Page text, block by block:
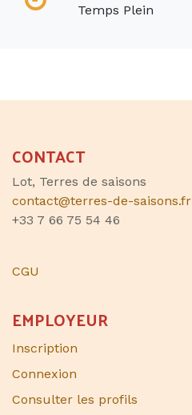
Temps Plein
CONTACT
Lot, Terres de saisons
contact@terres-de-saisons.fr
+33 7 66 75 54 46
CGU
EMPLOYEUR
Inscription
Connexion
Consulter les profils